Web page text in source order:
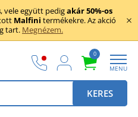
, vele együtt pedigakár 50%-os
Malfini termékekre. Az akció
tart. Megnézem.
0
MENU
KERES